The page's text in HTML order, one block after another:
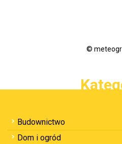
©
Budownictwo
Dom i ogród